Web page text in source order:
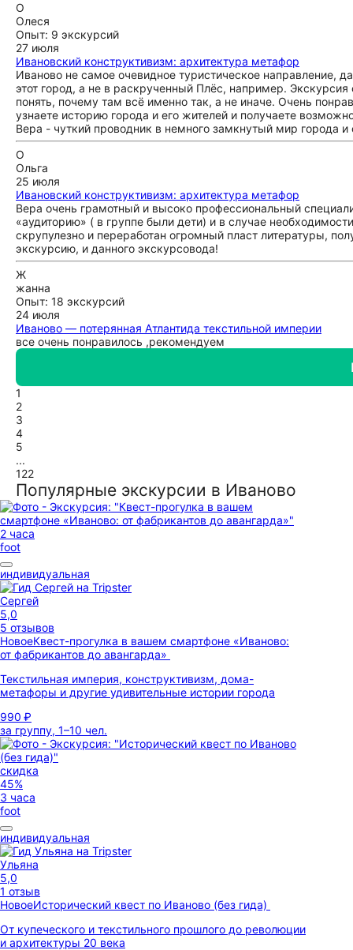
О
Олеся
Опыт: 9 экскурсий
27 июля
Ивановский конструктивизм: архитектура метафор
Иваново не самое очевидное туристическое направление,
этот город, а не в раскрученный Плёс, например.
понять, почему там всё именно так, а не иначе. Очень
узнаете историю города и его жителей и получаете
Вера - чуткий проводник в немного замкнутый мир города и
О
Ольга
25 июля
Ивановский конструктивизм: архитектура метафор
Вера очень грамотный и высоко профессиональный
«аудиторию» ( в группе были дети) и в случае
скрупулезно и переработан огромный пласт литературы,
экскурсию, и данного экскурсовода!
Ж
жанна
Опыт: 18 экскурсий
24 июля
Иваново — потерянная Атлантида текстильной империи
все очень понравилось ,рекомендуем
1
2
3
4
5
...
122
Популярные экскурсии в Иваново
2 часа
foot
индивидуальная
Сергей
5,0
5 отзывов
НовоеКвест-прогулка в вашем смартфоне «Иваново:
от фабрикантов до авангарда»
Текстильная империя, конструктивизм, дома-
метафоры и другие удивительные истории города
990 ₽
за группу, 1–10 чел.
скидка
45%
3 часа
foot
индивидуальная
Ульяна
5,0
1 отзыв
НовоеИсторический квест по Иваново (без гида)
От купеческого и текстильного прошлого до революции
и архитектуры 20 века